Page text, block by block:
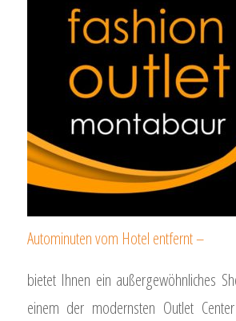
Autominuten vom Hotel entfernt –
bietet Ihnen ein außergewöhnliches
einem der modernsten Outlet